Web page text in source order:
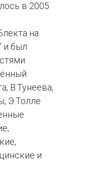
в 2005
на
и был
В.Тунеева,
Э.Толле
и